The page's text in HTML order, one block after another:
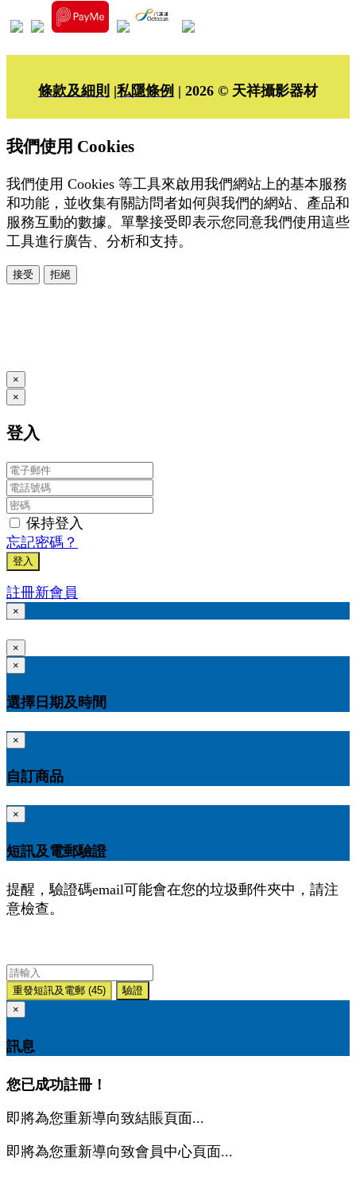
條款及細則 |私隱條例 | 2026 © 天祥攝影器材
我們使用 Cookies
我們使用 Cookies 等工具來啟用我們網站上的基本服務
和功能，並收集有關訪問者如何與我們的網站、產品和
服務互動的數據。單擊接受即表示您同意我們使用這些
工具進行廣告、分析和支持。
接受 拒絕
×
×
登入
保持登入
忘記密碼？
登入
註冊新會員
×
×
×
選擇日期及時間
×
自訂商品
×
短訊及電郵驗證
提醒，驗證碼email可能會在您的垃圾郵件夾中，請注
意檢查。
重發短訊及電郵 (45)
驗證
×
訊息
您已成功註冊！
即將為您重新導向致結賬頁面...
即將為您重新導向致會員中心頁面...